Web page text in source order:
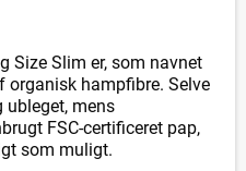
Size Slim er, som navnet
organisk hampfibre. Selve
ubleget, mens
FSC-certificeret pap,
som muligt.